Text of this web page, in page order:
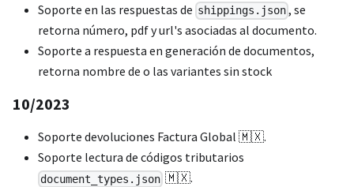
Soporte en las respuestas de shippings.json , se
retorna número, pdf y url's asociadas al documento.
Soporte a respuesta en generación de documentos,
retorna nombre de o las variantes sin stock
10/2023
Soporte devoluciones Factura Global 🇲🇽.
Soporte lectura de códigos tributarios
document_types.json 🇲🇽.